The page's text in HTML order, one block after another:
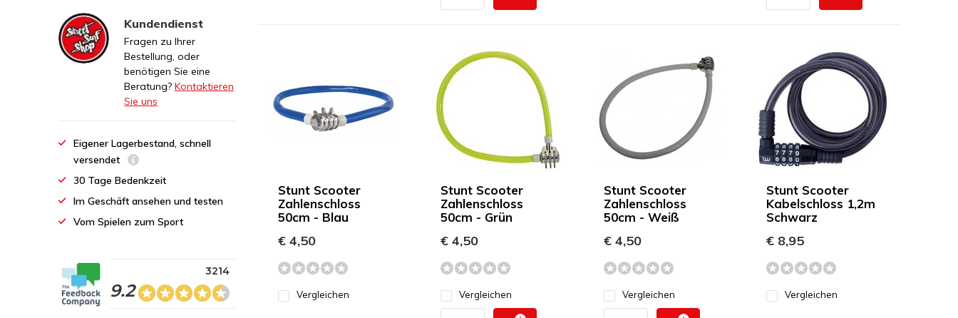
Stunt Scooter
Zahlenschloss
50cm - Blau
€ 4,50
Vergleichen
Stunt Scooter
Zahlenschloss
50cm - Grün
€ 4,50
Vergleichen
Stunt Scooter
Zahlenschloss
50cm - Weiß
€ 4,50
Vergleichen
Stunt Scooter
Kabelschloss 1,2m
Schwarz
€ 8,95
Vergleichen
Kundendienst
Fragen zu Ihrer
Bestellung, oder
benötigen Sie eine
Beratung? Kontaktieren
Sie uns
Eigener Lagerbestand, schnell
versendet
30 Tage Bedenkzeit
Im Geschäft ansehen und testen
Vom Spielen zum Sport
9.2
3214